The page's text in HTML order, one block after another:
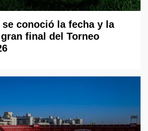
conoció la fecha y la
final del Torneo